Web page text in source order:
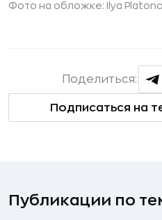
Фото на обложке: Ilya
Подписаться на
Поделиться:
Публикации по